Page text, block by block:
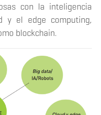
con la inteligencia
y el edge computing,
blockchain.